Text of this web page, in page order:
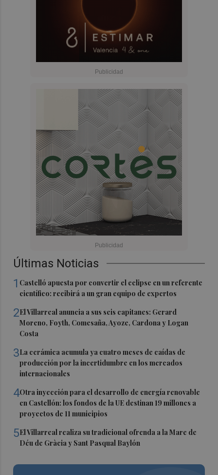
Últimas Noticias
1 Castelló apuesta por convertir el eclipse en un referente
científico: recibirá a un gran equipo de expertos
2El Villarreal anuncia a sus seis capitanes: Gerard
Moreno, Foyth, Comesaña, Ayoze, Cardona y Logan
Costa
3La cerámica acumula ya cuatro meses de caídas de
producción por la incertidumbre en los mercados
internacionales
4Otra inyección para el desarrollo de energía renovable
en Castellón: los fondos de la UE destinan 19 millones a
proyectos de 11 municipios
5El Villarreal realiza su tradicional ofrenda a la Mare de
Déu de Gràcia y Sant Pasqual Baylón